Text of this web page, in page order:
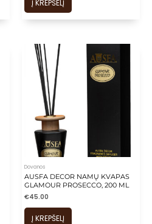
Į KREPŠELĮ
Dovanos
AUSFA DECOR NAMŲ KVAPAS
GLAMOUR PROSECCO, 200 ML
€45.00
Į KREPŠELĮ